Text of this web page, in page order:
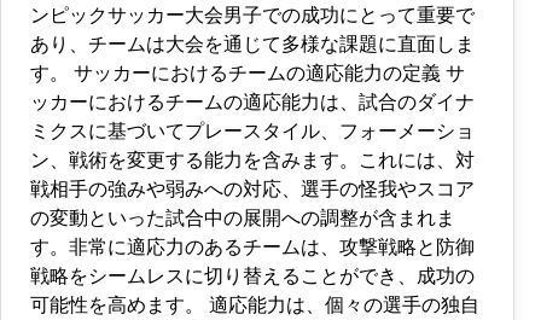
ンピックサッカー大会男子での成功にとって重要で
あり、チームは大会を通じて多様な課題に直面しま
す。 サッカーにおけるチームの適応能力の定義 サ
ッカーにおけるチームの適応能力は、試合のダイナ
ミクスに基づいてプレースタイル、フォーメーショ
ン、戦術を変更する能力を含みます。これには、対
戦相手の強みや弱みへの対応、選手の怪我やスコア
の変動といった試合中の展開への調整が含まれま
す。非常に適応力のあるチームは、攻撃戦略と防御
戦略をシームレスに切り替えることができ、成功の
可能性を高めます。 適応能力は、個々の選手の独自